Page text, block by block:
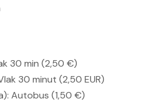
30 min (2,50 €)
30 minut (2,50 EUR)
Autobus (1,50 €)